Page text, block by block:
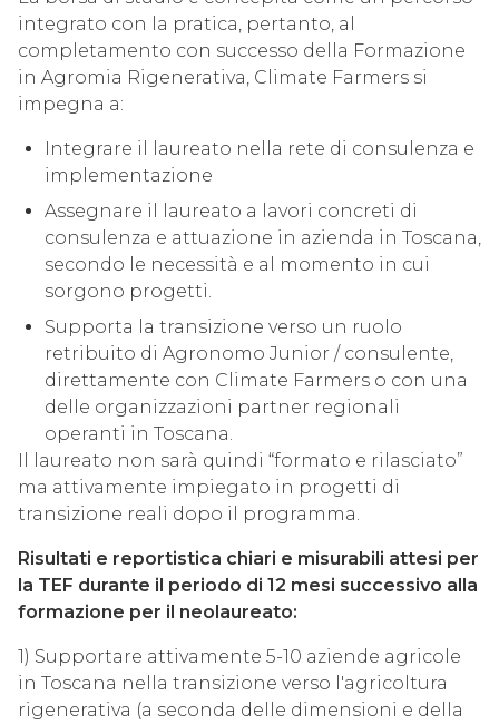
integrato con la pratica, pertanto, al
completamento con successo della Formazione
in Agromia Rigenerativa, Climate Farmers si
impegna a:
Integrare il laureato nella rete di consulenza e
implementazione
Assegnare il laureato a lavori concreti di
consulenza e attuazione in azienda in Toscana,
secondo le necessità e al momento in cui
sorgono progetti.
Supporta la transizione verso un ruolo
retribuito di Agronomo Junior / consulente,
direttamente con Climate Farmers o con una
delle organizzazioni partner regionali
operanti in Toscana.
Il laureato non sarà quindi “formato e rilasciato”
ma attivamente impiegato in progetti di
transizione reali dopo il programma.
Risultati e reportistica chiari e misurabili attesi per
la TEF durante il periodo di 12 mesi successivo alla
formazione per il neolaureato:
1) Supportare attivamente 5-10 aziende agricole
in Toscana nella transizione verso l'agricoltura
rigenerativa (a seconda delle dimensioni e della